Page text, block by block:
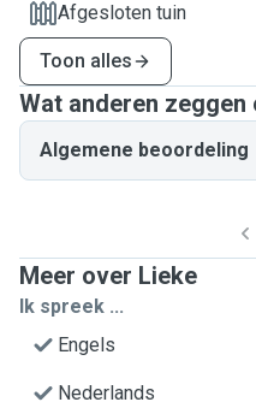
Afgesloten tuin
Toon alles
Wat anderen zeggen
Algemene beoordeling
Meer over Lieke
Ik spreek ...
Engels
Nederlands